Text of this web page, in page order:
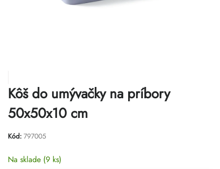
Kôš do umývačky na príbory
50x50x10 cm
Kód: 797005
Na sklade (9 ks)